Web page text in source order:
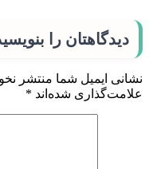
دیدگاهتان را
نشانی ایمیل شما منتشر
علامت‌گذاری شده‌اند *